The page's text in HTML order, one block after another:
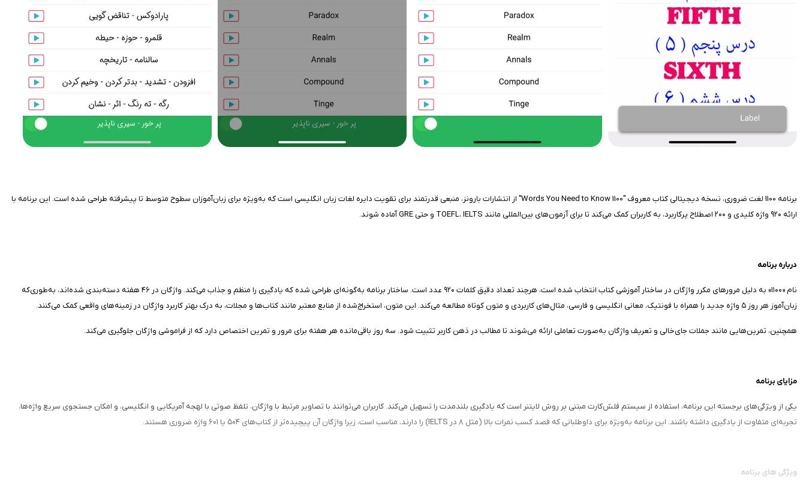
برنامه 1100 لغت ضروری، نسخه دیجیتالی کتاب معروف "1100 Words You Need to Know" از انتشارات بارونز، منبعی قدرتمند برای تقویت دایره لغات زبان انگلیسی است که به‌ویژه برای زبان‌آموزان سطوح متوسط تا پیشرفته طراحی شده است. این برنامه با
ارائه ۹۲۰ واژه کلیدی و ۲۰۰ اصطلاح پرکاربرد، به کاربران کمک می‌کند تا برای آزمون‌های بین‌المللی مانند TOEFL، IELTS و حتی GRE آماده شوند.
درباره برنامه
نام «۱۱۰۰» به دلیل مرورهای مکرر واژگان در ساختار آموزشی کتاب انتخاب شده است، هرچند تعداد دقیق کلمات ۹۲۰ عدد است. ساختار برنامه به‌گونه‌ای طراحی شده که یادگیری را منظم و جذاب می‌کند. واژگان در ۴۶ هفته دسته‌بندی شده‌اند، به‌طوری‌که
زبان‌آموز هر روز ۵ واژه جدید را همراه با فونتیک، معانی انگلیسی و فارسی، مثال‌های کاربردی و متون کوتاه مطالعه می‌کند. این متون، استخراج‌شده از منابع معتبر مانند کتاب‌ها و مجلات، به درک بهتر کاربرد واژگان در زمینه‌های واقعی کمک می‌کنند.
همچنین، تمرین‌هایی مانند جملات جای‌خالی و تعریف واژگان به‌صورت تعاملی ارائه می‌شوند تا مطالب در ذهن کاربر تثبیت شود. سه روز باقی‌مانده هر هفته برای مرور و تمرین اختصاص دارد که از فراموشی واژگان جلوگیری می‌کند.
مزایای برنامه
یکی از ویژگی‌های برجسته این برنامه، استفاده از سیستم فلش‌کارت مبتنی بر روش لایتنر است که یادگیری بلندمدت را تسهیل می‌کند. کاربران می‌توانند با تصاویر مرتبط با واژگان، تلفظ صوتی با لهجه آمریکایی و انگلیسی، و امکان جستجوی سریع واژه‌ها،
تجربه‌ای متفاوت از یادگیری داشته باشند. این برنامه به‌ویژه برای داوطلبانی که قصد کسب نمرات بالا (مثل ۸ در IELTS) را دارند، مناسب است، زیرا واژگان آن پیچیده‌تر از کتاب‌های ۵۰۴ یا ۶۰۱ واژه ضروری هستند.
ویژگی های برنامه